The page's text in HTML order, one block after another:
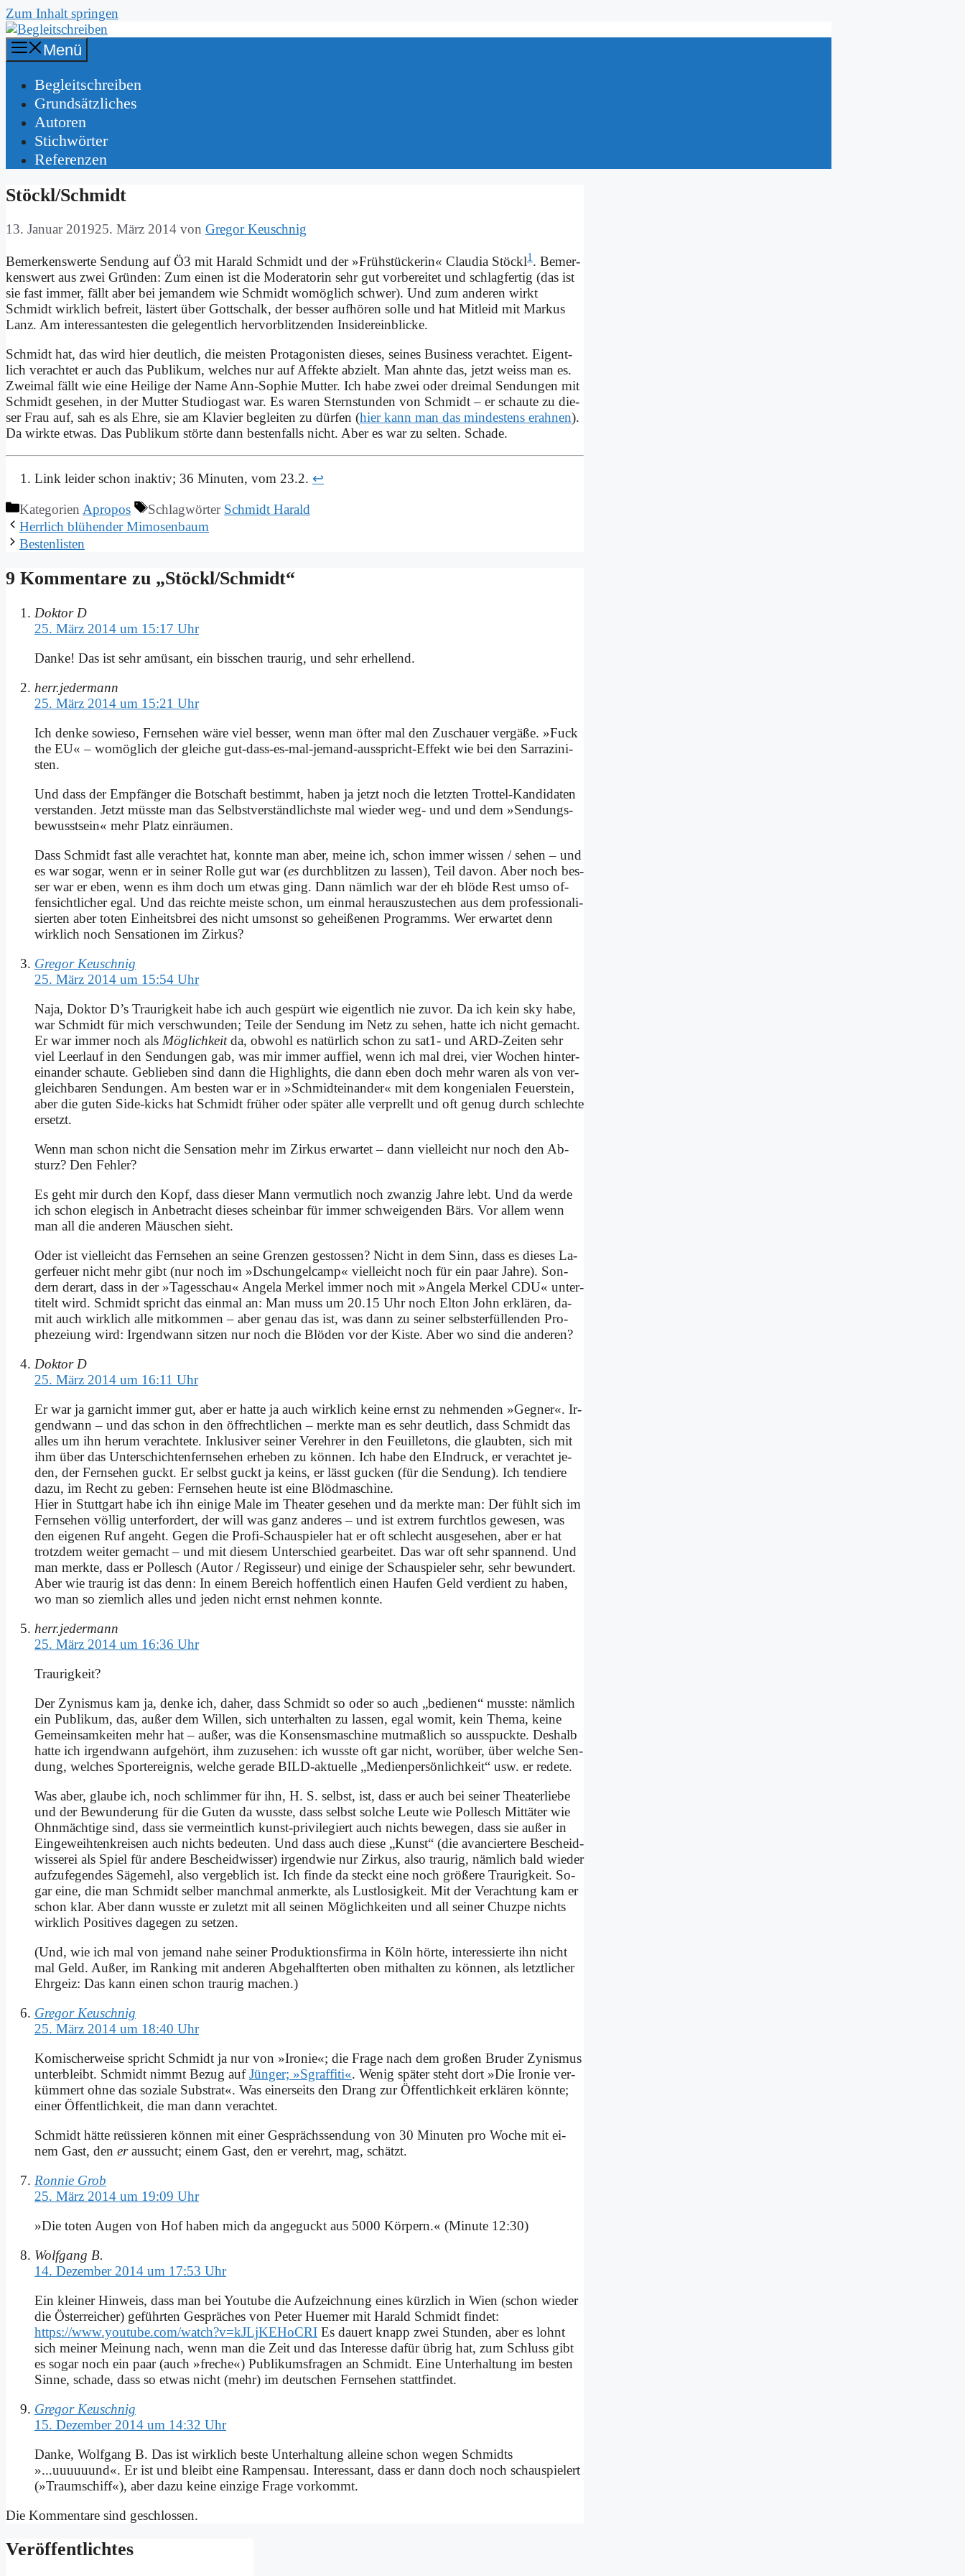
Zum Inhalt springen
Menü
Be­gleit­schrei­ben
Grund­sätz­li­ches
Au­toren
Stich­wör­ter
Re­fe­ren­zen
Stöckl/Schmidt
13. Januar 201925. März 2014 von Gregor Keuschnig
Be­mer­kens­wer­te Sen­dung auf Ö3 mit Ha­rald Schmidt und der »Früh­stücke­rin« Clau­dia Stöckl1 . Be­mer­
kens­wert aus zwei Grün­den: Zum ei­nen ist die Mo­de­ra­to­rin sehr gut vor­be­rei­tet und schlag­fer­tig (das ist
sie fast im­mer, fällt aber bei je­man­dem wie Schmidt wo­mög­lich schwer). Und zum an­de­ren wirkt
Schmidt wirk­lich be­freit, lä­stert über Gott­schalk, der bes­ser auf­hö­ren sol­le und hat Mit­leid mit Mar­kus
Lanz. Am in­ter­es­san­te­sten die ge­le­gent­lich her­vor­blit­zen­den In­si­der­ein­blicke.
Schmidt hat, das wird hier deut­lich, die mei­sten Prot­ago­ni­sten die­ses, sei­nes Busi­ness ver­ach­tet. Ei­gent­
lich ver­ach­tet er auch das Pu­bli­kum, wel­ches nur auf Af­fek­te ab­zielt. Man ahn­te das, jetzt weiss man es.
Zwei­mal fällt wie ei­ne Hei­li­ge der Na­me Ann-So­phie Mut­ter. Ich ha­be zwei oder drei­mal Sen­dun­gen mit
Schmidt ge­se­hen, in der Mut­ter Stu­dio­gast war. Es wa­ren Stern­stun­den von Schmidt – er schau­te zu die­
ser Frau auf, sah es als Eh­re, sie am Kla­vier be­glei­ten zu dür­fen (hier kann man das min­de­stens er­ah­nen).
Da wirk­te et­was. Das Pu­bli­kum stör­te dann be­sten­falls nicht. Aber es war zu sel­ten. Scha­de.
Link leider schon inaktiv; 36 Minuten, vom 23.2. ↩
Kategorien Apropos Schlagwörter Schmidt Harald
Herr­lich blü­hen­der Mi­mo­sen­baum
Be­sten­li­sten
9 Kommentare zu „Stöckl/Schmidt“
Doktor D
25. März 2014 um 15:17 Uhr
Dan­ke! Das ist sehr amü­sant, ein biss­chen trau­rig, und sehr er­hel­lend.
herr.jedermann
25. März 2014 um 15:21 Uhr
Ich den­ke so­wie­so, Fern­se­hen wä­re viel bes­ser, wenn man öf­ter mal den Zu­schau­er ver­gä­ße. »Fuck
the EU« – wo­mög­lich der glei­che gut-dass-es-mal-je­mand-aus­spricht-Ef­fekt wie bei den Sar­ra­zi­ni­
sten.
Und dass der Emp­fän­ger die Bot­schaft be­stimmt, ha­ben ja jetzt noch die letz­ten Trot­tel-Kan­di­da­ten
ver­stan­den. Jetzt müss­te man das Selbst­ver­ständ­lich­ste mal wie­der weg- und und dem »Sen­dungs­
be­wusst­sein« mehr Platz ein­räu­men.
Dass Schmidt fast al­le ver­ach­tet hat, konn­te man aber, mei­ne ich, schon im­mer wis­sen / se­hen – und
es war so­gar, wenn er in sei­ner Rol­le gut war (es durch­blit­zen zu las­sen), Teil da­von. Aber noch bes­
ser war er eben, wenn es ihm doch um et­was ging. Dann näm­lich war der eh blö­de Rest um­so of­
fen­sicht­li­cher egal. Und das reich­te mei­ste schon, um ein­mal her­aus­zu­ste­chen aus dem pro­fes­sio­na­li­
sier­ten aber to­ten Ein­heits­brei des nicht um­sonst so ge­hei­ße­nen Pro­gramms. Wer er­war­tet denn
wirk­lich noch Sen­sa­tio­nen im Zir­kus?
Gregor Keuschnig
25. März 2014 um 15:54 Uhr
Na­ja, Dok­tor D’s Trau­rig­keit ha­be ich auch ge­spürt wie ei­gent­lich nie zu­vor. Da ich kein sky ha­be,
war Schmidt für mich ver­schwun­den; Tei­le der Sen­dung im Netz zu se­hen, hat­te ich nicht ge­macht.
Er war im­mer noch als Mög­lich­keitda, ob­wohl es na­tür­lich schon zu sa­t1- und ARD-Zei­ten sehr
viel Leer­lauf in den Sen­dun­gen gab, was mir im­mer auf­fiel, wenn ich mal drei, vier Wo­chen hin­ter­
ein­an­der schau­te. Ge­blie­ben sind dann die High­lights, die dann eben doch mehr wa­ren als von ver­
gleich­ba­ren Sen­dun­gen. Am be­sten war er in »Schmidtein­an­der« mit dem kon­ge­nia­len Feu­er­stein,
aber die gu­ten Si­de-kicks hat Schmidt frü­her oder spä­ter al­le ver­prellt und oft ge­nug durch schlech­te
er­setzt.
Wenn man schon nicht die Sen­sa­ti­on mehr im Zir­kus er­war­tet – dann viel­leicht nur noch den Ab­
sturz? Den Feh­ler?
Es geht mir durch den Kopf, dass die­ser Mann ver­mut­lich noch zwan­zig Jah­re lebt. Und da wer­de
ich schon ele­gisch in An­be­tracht die­ses schein­bar für im­mer schwei­gen­den Bärs. Vor al­lem wenn
man all die an­de­ren Mäus­chen sieht.
Oder ist viel­leicht das Fern­se­hen an sei­ne Gren­zen ge­sto­ssen? Nicht in dem Sinn, dass es die­ses La­
ger­feu­er nicht mehr gibt (nur noch im »Dschun­gel­camp« viel­leicht noch für ein paar Jah­re). Son­
dern der­art, dass in der »Ta­ges­schau« An­ge­la Mer­kel im­mer noch mit »An­ge­la Mer­kel CDU« un­ter­
ti­telt wird. Schmidt spricht das ein­mal an: Man muss um 20.15 Uhr noch El­ton John er­klä­ren, da­
mit auch wirk­lich al­le mit­kom­men – aber ge­nau das ist, was dann zu sei­ner selbst­er­fül­len­den Pro­
phe­zei­ung wird: Ir­gend­wann sit­zen nur noch die Blö­den vor der Ki­ste. Aber wo sind die an­de­ren?
Doktor D
25. März 2014 um 16:11 Uhr
Er war ja gar­nicht im­mer gut, aber er hat­te ja auch wirk­lich kei­ne ernst zu neh­men­den »Geg­ner«. Ir­
gend­wann – und das schon in den öf­f­recht­li­chen – merk­te man es sehr deut­lich, dass Schmidt das
al­les um ihn her­um ver­ach­te­te. In­klu­si­ver sei­ner Ver­eh­rer in den Feuil­le­tons, die glaub­ten, sich mit
ihm über das Un­ter­schich­ten­fern­se­hen er­he­ben zu kön­nen. Ich ha­be den EIn­druck, er ver­ach­tet je­
den, der Fern­se­hen guckt. Er selbst guckt ja keins, er lässt gucken (für die Sen­dung). Ich ten­die­re
da­zu, im Recht zu ge­ben: Fern­se­hen heu­te ist ei­ne Blöd­ma­schi­ne.
Hier in Stutt­gart ha­be ich ihn ei­ni­ge Ma­le im Thea­ter ge­se­hen und da merk­te man: Der fühlt sich im
Fern­se­hen völ­lig un­ter­for­dert, der will was ganz an­de­res – und ist ex­trem furcht­los ge­we­sen, was
den ei­ge­nen Ruf an­geht. Ge­gen die Pro­fi-Schau­spie­ler hat er oft schlecht aus­ge­se­hen, aber er hat
trotz­dem wei­ter ge­macht – und mit die­sem Un­ter­schied ge­ar­bei­tet. Das war oft sehr span­nend. Und
man merk­te, dass er Pol­lesch (Au­tor / Re­gis­seur) und ei­ni­ge der Schau­spie­ler sehr, sehr be­wun­dert.
Aber wie trau­rig ist das denn: In ei­nem Be­reich hof­fent­lich ei­nen Hau­fen Geld ver­dient zu ha­ben,
wo man so ziem­lich al­les und je­den nicht ernst neh­men konn­te.
herr.jedermann
25. März 2014 um 16:36 Uhr
Trau­rig­keit?
Der Zy­nis­mus kam ja, den­ke ich, da­her, dass Schmidt so oder so auch „be­die­nen“ muss­te: näm­lich
ein Pu­bli­kum, das, au­ßer dem Wil­len, sich un­ter­hal­ten zu las­sen, egal wo­mit, kein The­ma, kei­ne
Ge­mein­sam­kei­ten mehr hat – au­ßer, was die Kon­sens­ma­schi­ne mut­maß­lich so aus­spuck­te. Des­halb
hat­te ich ir­gend­wann auf­ge­hört, ihm zu­zu­se­hen: ich wuss­te oft gar nicht, wor­über, über wel­che Sen­
dung, wel­ches Sport­er­eig­nis, wel­che ge­ra­de BILD-ak­tu­el­le „Me­di­en­per­sön­lich­keit“ usw. er re­de­te.
Was aber, glau­be ich, noch schlim­mer für ihn, H. S. selbst, ist, dass er auch bei sei­ner Thea­ter­lie­be
und der Be­wun­de­rung für die Gu­ten da wuss­te, dass selbst sol­che Leu­te wie Pol­lesch Mit­tä­ter wie
Ohn­mäch­ti­ge sind, dass sie ver­meint­lich kunst-pri­vi­le­giert auch nichts be­we­gen, dass sie au­ßer in
Ein­ge­weih­ten­krei­sen auch nichts be­deu­ten. Und dass auch die­se „Kunst“ (die avan­cier­te­re Be­scheid­
wis­se­rei als Spiel für an­de­re Be­scheid­wis­ser) ir­gend­wie nur Zir­kus, al­so trau­rig, näm­lich bald wie­der
auf­zu­fe­gen­des Sä­ge­mehl, al­so ver­geb­lich ist. Ich fin­de da steckt ei­ne noch grö­ße­re Trau­rig­keit. So­
gar ei­ne, die man Schmidt sel­ber manch­mal an­merk­te, als Lust­lo­sig­keit. Mit der Ver­ach­tung kam er
schon klar. Aber dann wuss­te er zu­letzt mit all sei­nen Mög­lich­kei­ten und all sei­ner Chuz­pe nichts
wirk­lich Po­si­ti­ves da­ge­gen zu set­zen.
(Und, wie ich mal von je­mand na­he sei­ner Pro­duk­ti­ons­fir­ma in Köln hör­te, in­ter­es­sier­te ihn nicht
mal Geld. Au­ßer, im Ran­king mit an­de­ren Ab­ge­half­ter­ten oben mit­hal­ten zu kön­nen, als letzt­li­cher
Ehr­geiz: Das kann ei­nen schon trau­rig ma­chen.)
Gregor Keuschnig
25. März 2014 um 18:40 Uhr
Ko­mi­scher­wei­se spricht Schmidt ja nur von »Iro­nie«; die Fra­ge nach dem gro­ßen Bru­der Zy­nis­mus
un­ter­bleibt. Schmidt nimmt Be­zug aufJün­ger; »Sgraf­fi­ti«. We­nig spä­ter steht dort »Die Iro­nie ver­
küm­mert oh­ne das so­zia­le Sub­strat«. Was ei­ner­seits den Drang zur Öf­fent­lich­keit er­klä­ren könn­te;
ei­ner Öf­fent­lich­keit, die man dann ver­ach­tet.
Schmidt hät­te re­üs­sie­ren kön­nen mit ei­ner Ge­sprächs­sen­dung von 30 Mi­nu­ten pro Wo­che mit ei­
nem Gast, den eraus­sucht; ei­nem Gast, den er ver­ehrt, mag, schätzt.
Ronnie Grob
25. März 2014 um 19:09 Uhr
»Die to­ten Au­gen von Hof ha­ben mich da an­ge­guckt aus 5000 Kör­pern.« (Mi­nu­te 12:30)
Wolfgang B.
14. Dezember 2014 um 17:53 Uhr
Ein klei­ner Hin­weis, dass man bei You­tube die Auf­zeich­nung ei­nes kürz­lich in Wien (schon wie­der
die Öster­rei­cher) ge­führ­ten Ge­sprä­ches von Pe­ter Hue­mer mit Ha­rald Schmidt fin­det:
https://www.youtube.com/watch?v=kJLjKEHoCRI Es dau­ert knapp zwei Stun­den, aber es lohnt
sich mei­ner Mei­nung nach, wenn man die Zeit und das In­ter­es­se da­für üb­rig hat, zum Schluss gibt
es so­gar noch ein paar (auch »fre­che«) Pu­bli­kums­fra­gen an Schmidt. Ei­ne Un­ter­hal­tung im be­sten
Sin­ne, scha­de, dass so et­was nicht (mehr) im deut­schen Fern­se­hen statt­fin­det.
Gregor Keuschnig
15. Dezember 2014 um 14:32 Uhr
Dan­ke, Wolf­gang B. Das ist wirk­lich be­ste Un­ter­hal­tung al­lei­ne schon we­gen Schmidts
»...uuuuuund«. Er ist und bleibt ei­ne Ram­pen­sau. In­ter­es­sant, dass er dann doch noch schau­spie­lert
(»Traum­schiff«), aber da­zu kei­ne ein­zi­ge Fra­ge vor­kommt.
Die Kommentare sind geschlossen.
Ver­öf­fent­lich­tes